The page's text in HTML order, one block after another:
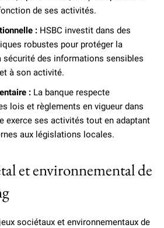
de ses activités.
: HSBC investit dans des
robustes pour protéger la
des informations sensibles
à son activité.
: La banque respecte
lois et règlements en vigueur dans
exerce ses activités tout en adaptant
aux législations locales.
et environnemental de
sociétaux et environnementaux de